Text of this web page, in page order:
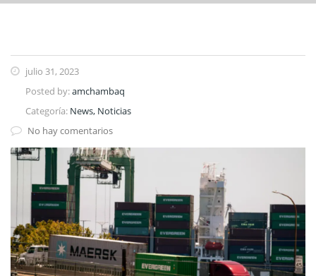
julio 31, 2023
Posted by:amchambaq
Categoría: News, Noticias
No hay comentarios